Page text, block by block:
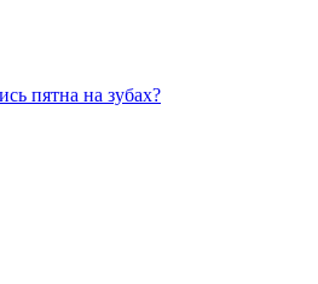
пятна на зубах?